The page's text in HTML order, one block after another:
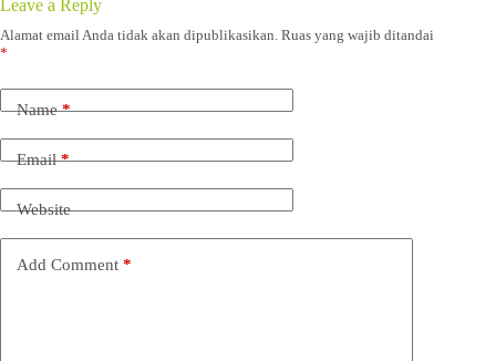
Leave a Reply
Alamat email Anda tidak akan dipublikasikan. Ruas yang wajib ditandai
*
Name*
Email*
Website
Add Comment *